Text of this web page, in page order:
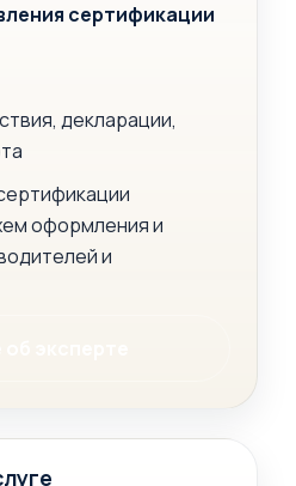
сертификации
декларации,
оформления и
и